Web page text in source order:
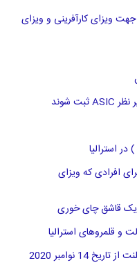
ویزای کارآفرینی و ویزای
استرالیا
مواد ممنوعه از اول ژانویه 2021 برای افرادی که ویزای
یک قاشق چای خوری
و قلمروهای استرالیا
14 نوامبر 2020